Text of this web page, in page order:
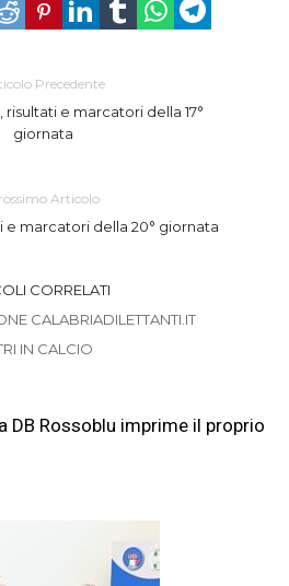
Precedente
e marcatori della 17°
giornata
Articolo
e marcatori della 20° giornata
CORRELATI
CALABRIADILETTANTI.IT
IN CALCIO
DB Rossoblu imprime il proprio